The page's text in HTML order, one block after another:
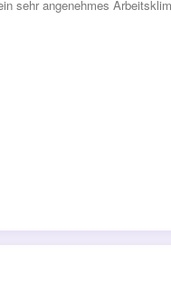
sehr angenehmes